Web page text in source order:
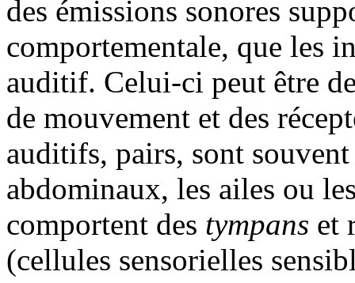
des émissions sonores
comportementale, que les
auditif. Celui-ci peut être
de mouvement et des
auditifs, pairs, sont
abdominaux, les ailes ou
comportent des tympans et
(cellules sensorielles